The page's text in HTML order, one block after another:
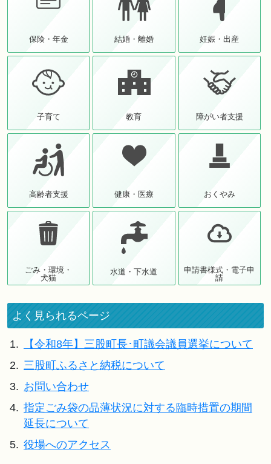
保険・年金 結婚・離婚 妊娠・出産
子育て 教育 障がい者支援
高齢者支援 健康・医療 おくやみ
ごみ・環境・
犬猫
水道・下水道
申請書様式・電子申
請
よく見られるページ
1.
【令和8年】三股町長･町議会議員選挙について
2. 三股町ふるさと納税について
3. お問い合わせ
4. 指定ごみ袋の品薄状況に対する臨時措置の期間
延長について
5. 役場へのアクセス